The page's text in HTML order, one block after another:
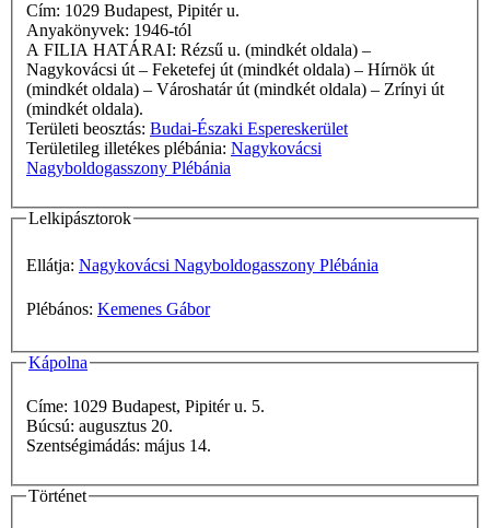
Cím: 1029 Budapest, Pipitér u.
Anyakönyvek: 1946-tól
A FILIA HATÁRAI: Rézsű u. (mindkét oldala) –
Nagykovácsi út – Feketefej út (mindkét oldala) – Hírnök út
(mindkét oldala) – Városhatár út (mindkét oldala) – Zrínyi út
(mindkét oldala).
Területi beosztás: Budai-Északi Espereskerület
Területileg illetékes plébánia: Nagykovácsi
Nagyboldogasszony Plébánia
Lelkipásztorok
Ellátja: Nagykovácsi Nagyboldogasszony Plébánia
Plébános: Kemenes Gábor
Kápolna
Címe: 1029 Budapest, Pipitér u. 5.
Búcsú: augusztus 20.
Szentségimádás: május 14.
Történet